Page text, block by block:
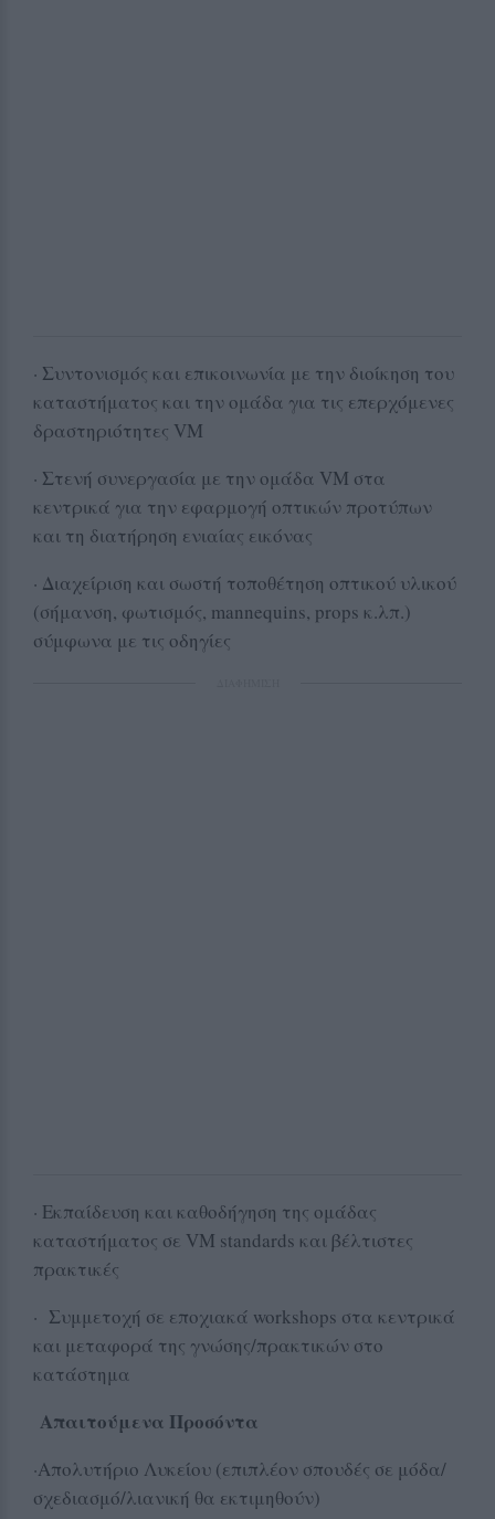
· Συντονισμός και επικοινωνία με την διοίκηση του
καταστήματος και την ομάδα για τις επερχόμενες
δραστηριότητες VM
· Στενή συνεργασία με την ομάδα VM στα
κεντρικά για την εφαρμογή οπτικών προτύπων
και τη διατήρηση ενιαίας εικόνας
· Διαχείριση και σωστή τοποθέτηση οπτικού υλικού
(σήμανση, φωτισμός, mannequins, props κ.λπ.)
σύμφωνα με τις οδηγίες
· Εκπαίδευση και καθοδήγηση της ομάδας
καταστήματος σε VM standards και βέλτιστες
πρακτικές
· Συμμετοχή σε εποχιακά workshops στα κεντρικά
και μεταφορά της γνώσης/πρακτικών στο
κατάστημα
Απαιτούμενα Προσόντα
·Απολυτήριο Λυκείου (επιπλέον σπουδές σε μόδα/
σχεδιασμό/λιανική θα εκτιμηθούν)